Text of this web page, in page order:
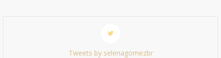
Tweets by selenagomezbr